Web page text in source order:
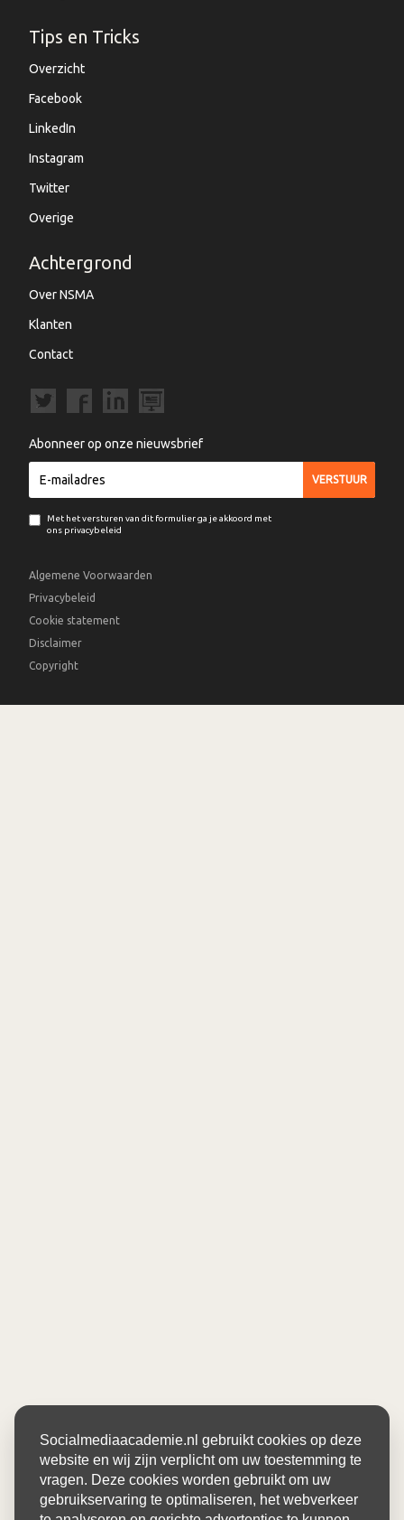
Tips en Tricks
Overzicht
Facebook
LinkedIn
Instagram
Twitter
Overige
Achtergrond
Over NSMA
Klanten
Contact
Abonneer op onze nieuwsbrief
Met het versturen van dit formulier ga je akkoord met
ons privacybeleid
Algemene Voorwaarden
Privacybeleid
Cookie statement
Disclaimer
Copyright
Socialmediaacademie.nl gebruikt cookies op deze
website en wij zijn verplicht om uw toestemming te
vragen. Deze cookies worden gebruikt om uw
gebruikservaring te optimaliseren, het webverkeer